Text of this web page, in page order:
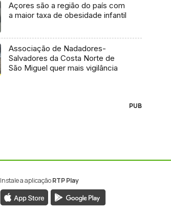
Açores são a região do país com
a maior taxa de obesidade infantil
Associação de Nadadores-
Salvadores da Costa Norte de
São Miguel quer mais vigilância
PUB
Instale a aplicaçãoRTP Play